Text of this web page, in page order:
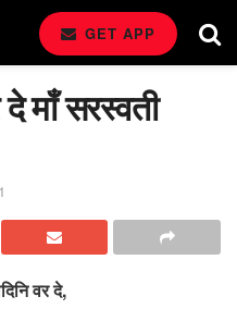
GET APP
दे माँ सरस्वती
वर दे,